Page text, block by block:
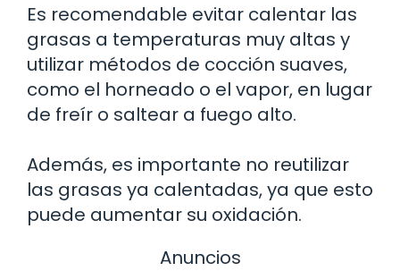
Es recomendable evitar calentar las
grasas a temperaturas muy altas y
utilizar métodos de cocción suaves,
como el horneado o el vapor, en lugar
de freír o saltear a fuego alto.
Además, es importante no reutilizar
las grasas ya calentadas, ya que esto
puede aumentar su oxidación.
Anuncios